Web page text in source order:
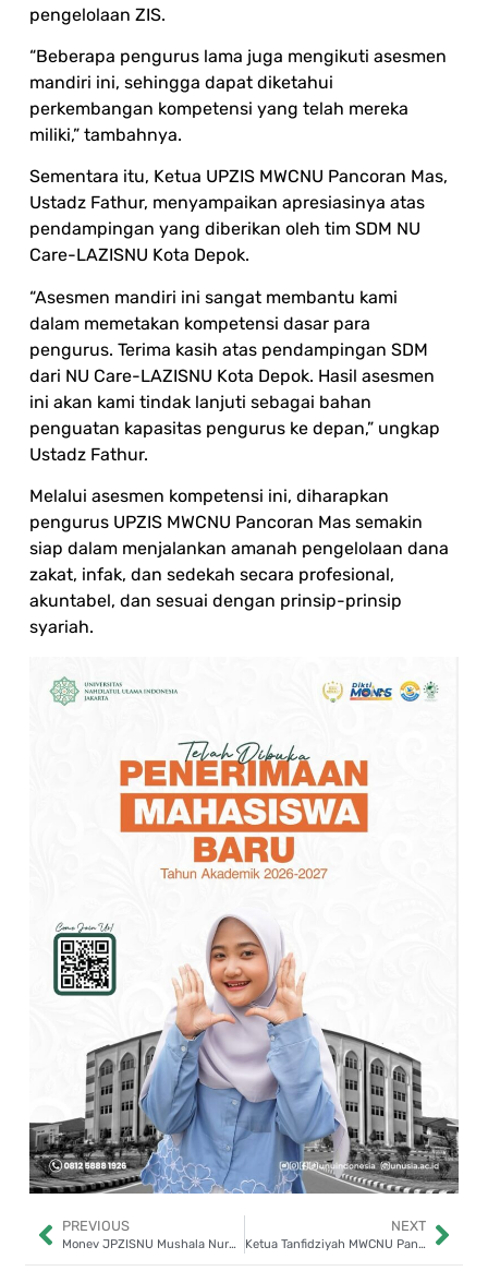
pengelolaan ZIS.
“Beberapa pengurus lama juga mengikuti asesmen
mandiri ini, sehingga dapat diketahui
perkembangan kompetensi yang telah mereka
miliki,” tambahnya.
Sementara itu, Ketua UPZIS MWCNU Pancoran Mas,
Ustadz Fathur, menyampaikan apresiasinya atas
pendampingan yang diberikan oleh tim SDM NU
Care-LAZISNU Kota Depok.
“Asesmen mandiri ini sangat membantu kami
dalam memetakan kompetensi dasar para
pengurus. Terima kasih atas pendampingan SDM
dari NU Care-LAZISNU Kota Depok. Hasil asesmen
ini akan kami tindak lanjuti sebagai bahan
penguatan kapasitas pengurus ke depan,” ungkap
Ustadz Fathur.
Melalui asesmen kompetensi ini, diharapkan
pengurus UPZIS MWCNU Pancoran Mas semakin
siap dalam menjalankan amanah pengelolaan dana
zakat, infak, dan sedekah secara profesional,
akuntabel, dan sesuai dengan prinsip-prinsip
syariah.
PREVIOUS
Monev JPZISNU Mushala Nurul Iman Curug, Berpotensi Jalankan Program Orang Tua Asuh
NEXT
Ketua Tanfidziyah MWCNU Pancoran Mas Dukung Penuh Penguatan dan Pendidikan Pengurus UPZIS